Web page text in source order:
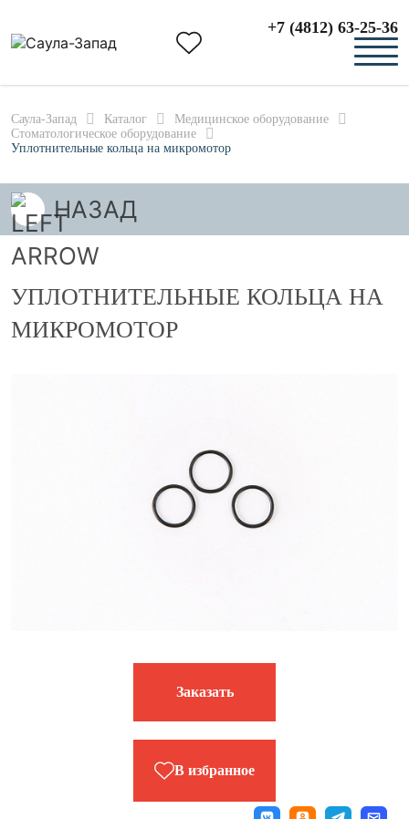
+7 (4812) 63-25-36
Саула-Запад Каталог
Медицинское оборудование
Стоматологическое оборудование
Уплотнительные кольца на микромотор
НАЗАД
УПЛОТНИТЕЛЬНЫЕ КОЛЬЦА НА
МИКРОМОТОР
Заказать
В избранное